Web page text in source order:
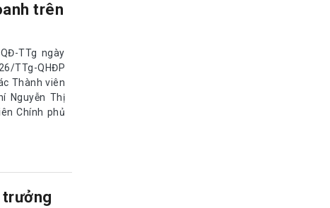
trên
TTg ngày
TTg-QHĐP
Thành viên
Nguyễn Thị
Chính phủ
trưởng